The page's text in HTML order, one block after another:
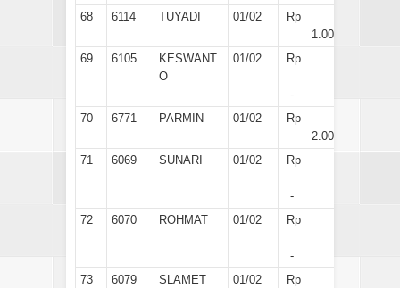
68
6114 TUYADI 01/02
Rp
1.000
69
6105
KESWANT
O
01/02 Rp
-
70
6771 PARMIN 01/02
Rp
2.000
71
6069 SUNARI 01/02 Rp
-
72
6070 ROHMAT 01/02 Rp
-
73
6079 SLAMET 01/02
Rp